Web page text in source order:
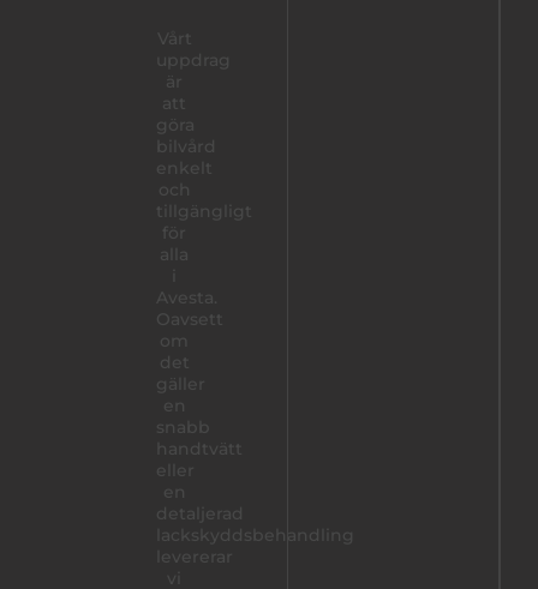
Vårt
uppdrag
är
att
göra
bilvård
enkelt
och
tillgängligt
för
alla
Avesta.
Oavsett
om
det
gäller
en
snabb
handtvätt
eller
en
detaljerad
lackskyddsbehandling
levererar
vi